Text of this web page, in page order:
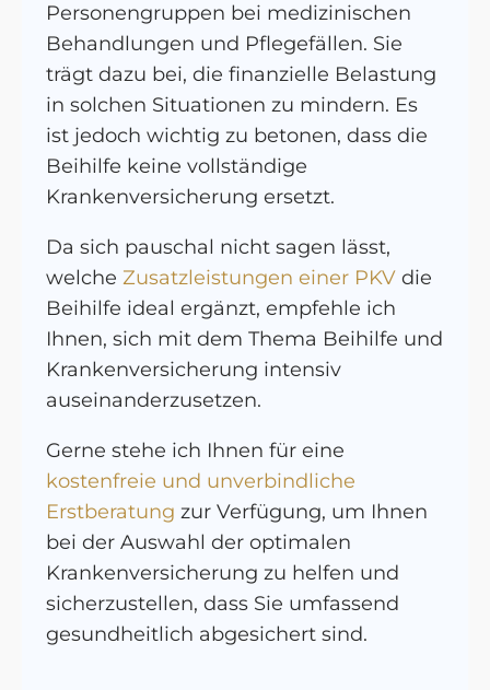
Personengruppen bei medizinischen
Behandlungen und Pflegefällen. Sie
trägt dazu bei, die finanzielle Belastung
in solchen Situationen zu mindern. Es
ist jedoch wichtig zu betonen, dass die
Beihilfe keine vollständige
Krankenversicherung ersetzt.
Da sich pauschal nicht sagen lässt,
welcheZusatzleistungen einer PKV die
Beihilfe ideal ergänzt, empfehle ich
Ihnen, sich mit dem Thema Beihilfe und
Krankenversicherung intensiv
auseinanderzusetzen.
Gerne stehe ich Ihnen für eine
kostenfreie und unverbindliche
Erstberatung zur Verfügung, um Ihnen
bei der Auswahl der optimalen
Krankenversicherung zu helfen und
sicherzustellen, dass Sie umfassend
gesundheitlich abgesichert sind.